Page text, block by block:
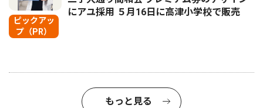
ピックアッ
プ（PR）
にアユ採用 ５月16日に高津小学校で販売
もっと見る